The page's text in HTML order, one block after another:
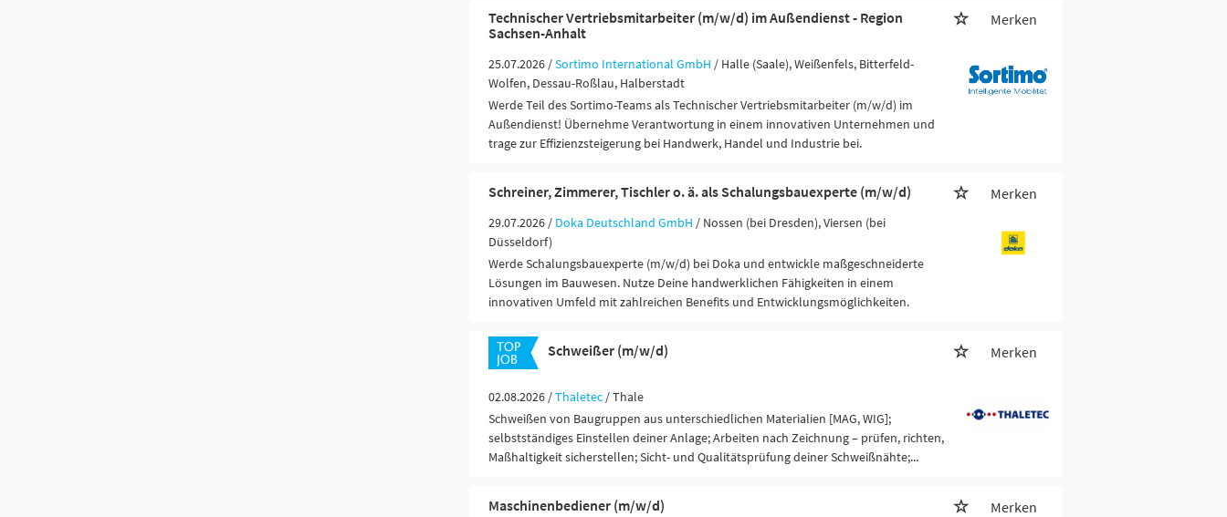
Technischer Vertriebsmitarbeiter (m/w/d) im Außendienst - Region
Sachsen-Anhalt
Merken
25.07.2026 /Sortimo International GmbH / Halle (Saale), Weißenfels, Bitterfeld-
Wolfen, Dessau-Roßlau, Halberstadt
Werde Teil des Sortimo-Teams als Technischer Vertriebsmitarbeiter (m/w/d) im
Außendienst! Übernehme Verantwortung in einem innovativen Unternehmen und
trage zur Effizienzsteigerung bei Handwerk, Handel und Industrie bei.
Schreiner, Zimmerer, Tischler o. ä. als Schalungsbauexperte (m/w/d) Merken
29.07.2026 / Doka Deutschland GmbH / Nossen (bei Dresden), Viersen (bei
Düsseldorf)
Werde Schalungsbauexperte (m/w/d) bei Doka und entwickle maßgeschneiderte
Lösungen im Bauwesen. Nutze Deine handwerklichen Fähigkeiten in einem
innovativen Umfeld mit zahlreichen Benefits und Entwicklungsmöglichkeiten.
Schweißer (m/w/d) Merken
02.08.2026 /Thaletec / Thale
Schweißen von Baugruppen aus unterschiedlichen Materialien [MAG, WIG];
selbstständiges Einstellen deiner Anlage; Arbeiten nach Zeichnung – prüfen, richten,
Maßhaltigkeit sicherstellen; Sicht- und Qualitätsprüfung deiner Schweißnähte;...
Maschinenbediener (m/w/d) Merken